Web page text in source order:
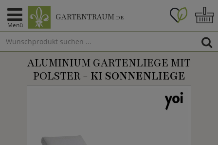
Menü
GARTENTRAUM.DE
ALUMINIUM GARTENLIEGE MIT
POLSTER - KI SONNENLIEGE